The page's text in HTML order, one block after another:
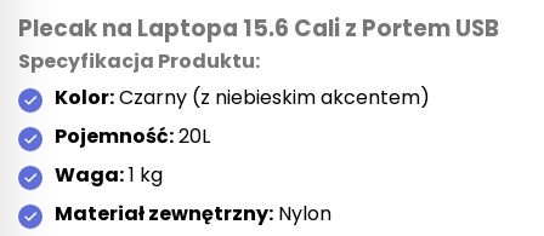
Plecak na Laptopa 15.6 Cali z Portem USB
Specyfikacja Produktu:
Kolor:Czarny (z niebieskim akcentem)
Pojemność:20L
Waga:1 kg
Materiał zewnętrzny: Nylon